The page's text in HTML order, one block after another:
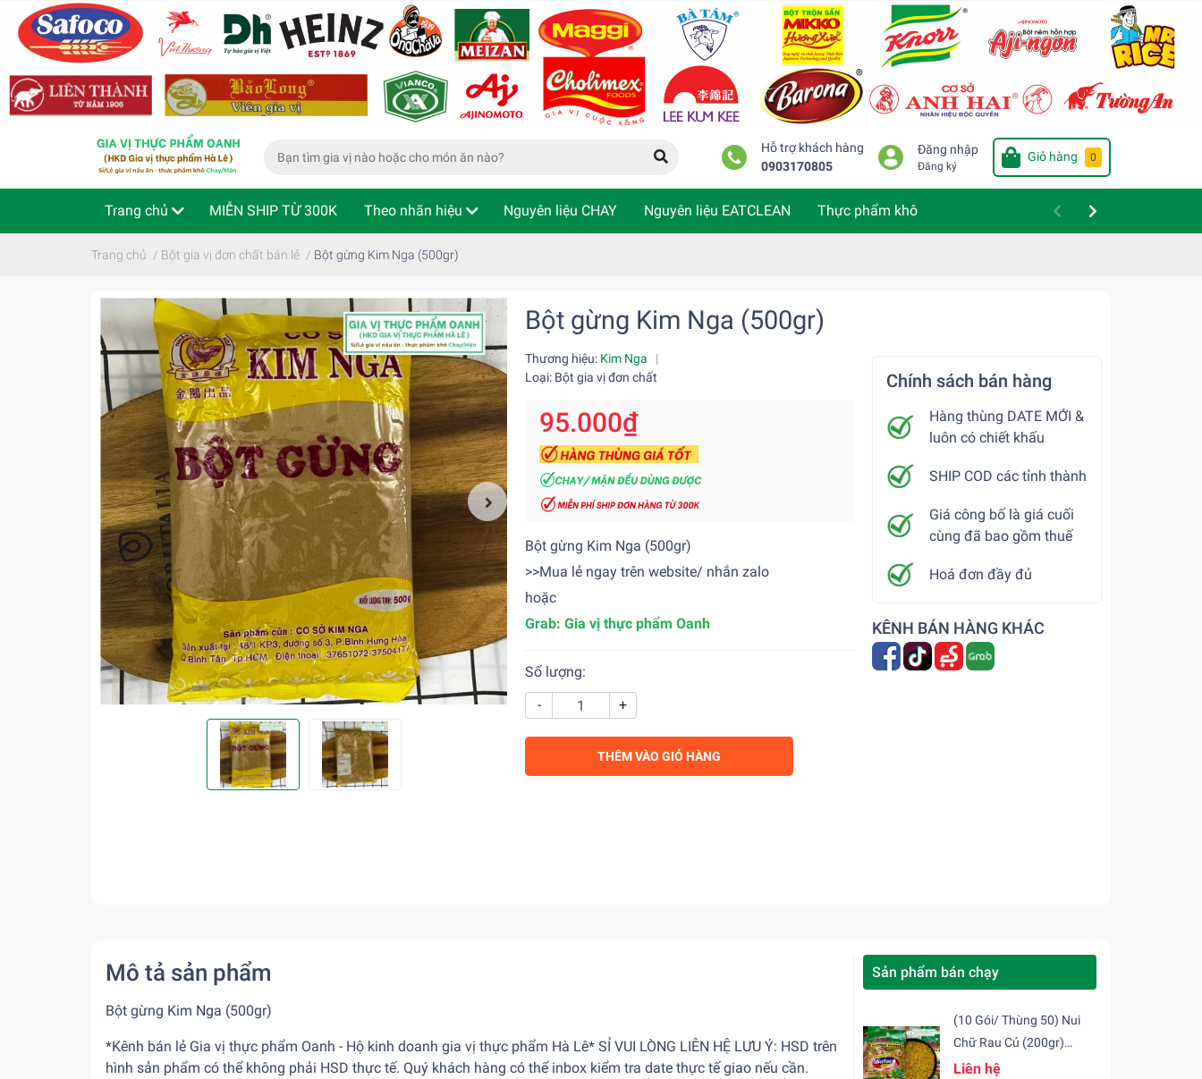
Hỗ trợ khách hàng
0903170805
Đăng nhập
Đăng ký
Giỏ hàng 0
Trang chủ MIỄN SHIP TỪ 300K Theo nhãn hiệu Nguyên liệu CHAY Nguyên liệu EATCLEAN Thực phẩm khô
Phù hợp cho bé Thực phẩm ăn liền Kiểm tra đơn hàng
Trang chủ / Bột gia vị đơn chất bán lẻ / Bột gừng Kim Nga (500gr)
Bột gừng Kim Nga (500gr)
Thương hiệu: Kim Nga
|
Loại: Bột gia vị đơn chất
95.000₫
Bột gừng Kim Nga (500gr)
>>Mua lẻ ngay trên website/ nhắn zalo
hoặc
Grab: Gia vị thực phẩm Oanh
Số lượng:
-
+
THÊM VÀO GIỎ HÀNG
Chính sách bán hàng
Hàng thùng DATE MỚI &
luôn có chiết khấu
SHIP COD các tỉnh thành
Giá công bố là giá cuối
cùng đã bao gồm thuế
Hoá đơn đầy đủ
KÊNH BÁN HÀNG KHÁC
Mô tả sản phẩm
Bột gừng Kim Nga (500gr)
*Kênh bán lẻ Gia vị thực phẩm Oanh - Hộ kinh doanh gia vị thực phẩm Hà Lê* SỈ VUI LÒNG LIÊN HỆ LƯU Ý: HSD trên
hình sản phẩm có thể không phải HSD thực tế. Quý khách hàng có thể inbox kiểm tra date thực tế giao nếu cần.
Sản phẩm bán chạy
(10 Gói/ Thùng 50) Nui
Chữ Rau Củ (200gr)
Safoco
Liên hệ